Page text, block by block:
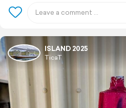
ISLAND 2025
TicaT